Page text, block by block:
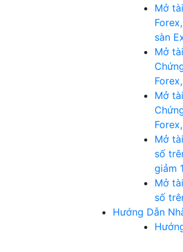
Mở
sàn
Mở
Mở
Mở
số
giảm
Mở
số
Hướng Dẫn